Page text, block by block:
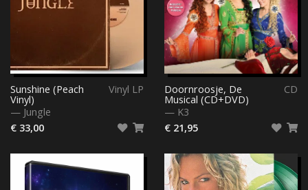
Vinyl LP
Sunshine (Peach
Vinyl)
— Jungle
€ 33,00
CD
Doornroosje, De
Musical (CD+DVD)
— K3
€ 21,95